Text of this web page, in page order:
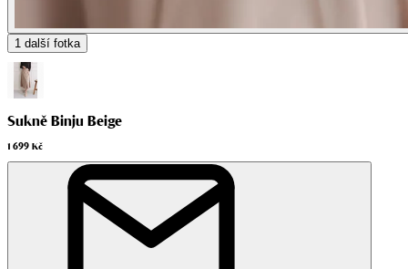
1 další fotka
Sukně Binju Beige
1 699 Kč